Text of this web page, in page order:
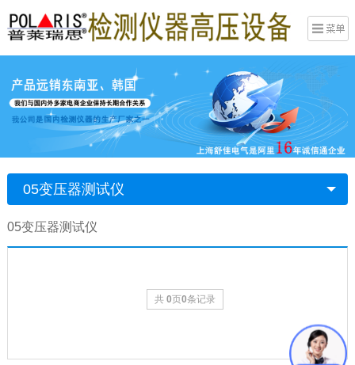
05变压器测试仪
05变压器测试仪
共0页0条记录